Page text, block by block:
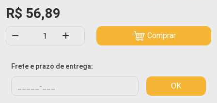
R$ 56,89
Comprar
Frete e prazo de entrega:
OK